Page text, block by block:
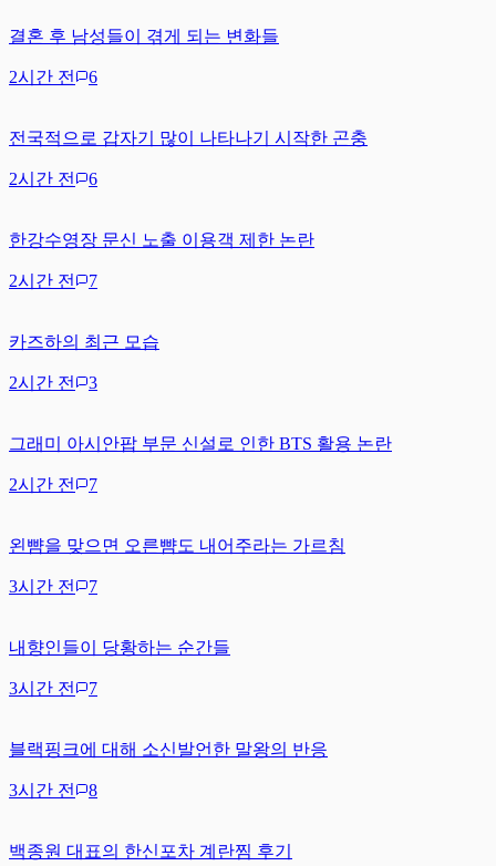
결혼 후 남성들이 겪게 되는 변화들
2시간 전 6
전국적으로 갑자기 많이 나타나기 시작한 곤충
2시간 전 6
한강수영장 문신 노출 이용객 제한 논란
2시간 전 7
카즈하의 최근 모습
2시간 전 3
그래미 아시안팝 부문 신설로 인한 BTS 활용 논란
2시간 전 7
왼뺨을 맞으면 오른뺨도 내어주라는 가르침
3시간 전 7
내향인들이 당황하는 순간들
3시간 전 7
블랙핑크에 대해 소신발언한 말왕의 반응
3시간 전 8
백종원 대표의 한신포차 계란찜 후기